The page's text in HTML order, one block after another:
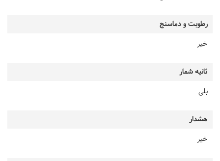
رطوبت و دماسنج
خیر
ثانیه شمار
بلی
هشدار
خیر